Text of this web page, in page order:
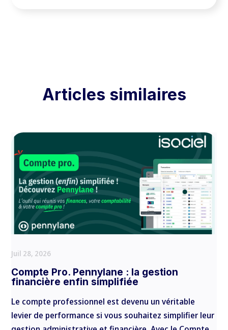
Articles similaires
Compte Pro. Pennylane : la gestion
financière enfin simplifiée
Juil 28, 2026
Le compte professionnel est devenu un véritable
levier de performance si vous souhaitez simplifier leur